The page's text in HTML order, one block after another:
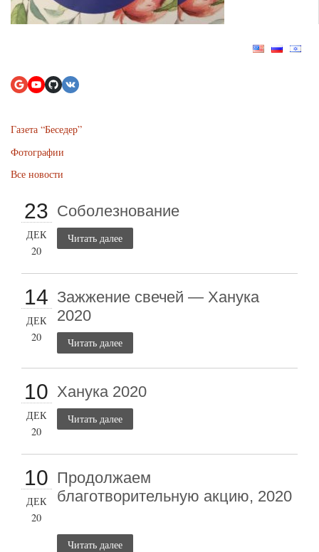
Газета “Беседер”
Фотографии
Все новости
23
ДЕК
20
Соболезнование
Читать далее
14
ДЕК
20
Зажжение свечей — Ханука
2020
Читать далее
10
ДЕК
20
Ханука 2020
Читать далее
10
ДЕК
20
Продолжаем
благотворительную акцию, 2020
Читать далее